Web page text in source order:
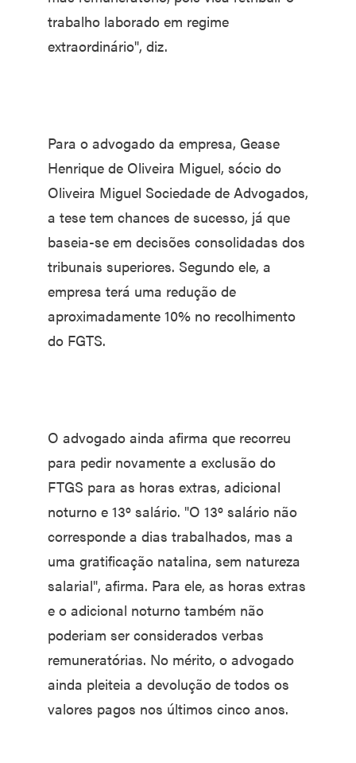
trabalho laborado em regime
extraordinário", diz.
Para o advogado da empresa, Gease
Henrique de Oliveira Miguel, sócio do
Oliveira Miguel Sociedade de Advogados,
a tese tem chances de sucesso, já que
baseia-se em decisões consolidadas dos
tribunais superiores. Segundo ele, a
empresa terá uma redução de
aproximadamente 10% no recolhimento
do FGTS.
O advogado ainda afirma que recorreu
para pedir novamente a exclusão do
FTGS para as horas extras, adicional
noturno e 13º salário. "O 13º salário não
corresponde a dias trabalhados, mas a
uma gratificação natalina, sem natureza
salarial", afirma. Para ele, as horas extras
e o adicional noturno também não
poderiam ser considerados verbas
remuneratórias. No mérito, o advogado
ainda pleiteia a devolução de todos os
valores pagos nos últimos cinco anos.